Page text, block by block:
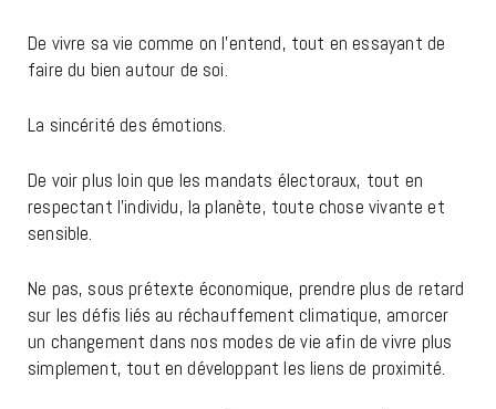
De vivre sa vie comme on l’entend, tout en essayant de
faire du bien autour de soi.
La sincérité des émotions.
De voir plus loin que les mandats électoraux, tout en
respectant l’individu, la planète, toute chose vivante et
sensible.
Ne pas, sous prétexte économique, prendre plus de retard
sur les défis liés au réchauffement climatique, amorcer
un changement dans nos modes de vie afin de vivre plus
simplement, tout en développant les liens de proximité.